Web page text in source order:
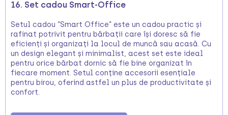
16. Set cadou Smart-Office
Setul cadou “Smart Office” este un cadou practic și
rafinat potrivit pentru bărbații care își doresc să fie
eficienți și organizați la locul de muncă sau acasă. Cu
un design elegant și minimalist, acest set este ideal
pentru orice bărbat dornic să fie bine organizat în
fiecare moment. Setul conține accesorii esențiale
pentru birou, oferind astfel un plus de productivitate și
confort.